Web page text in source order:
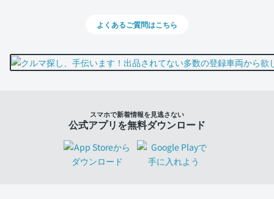
よくあるご質問はこちら
スマホで新着情報を見逃さない
公式アプリを無料ダウンロード